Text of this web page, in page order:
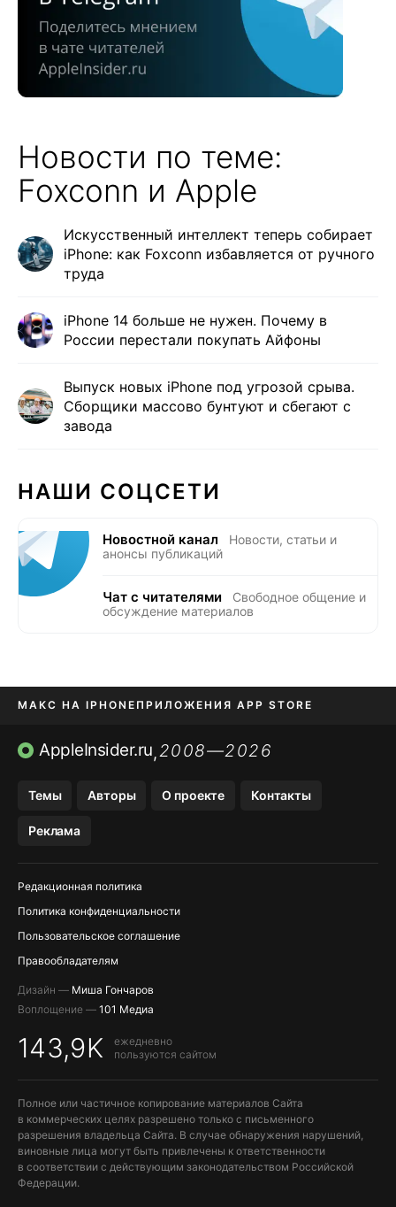
Новости по теме:
Foxconn и Apple
Искусственный интеллект теперь собирает
iPhone: как Foxconn избавляется от ручного
труда
iPhone 14 больше не нужен. Почему в
России перестали покупать Айфоны
Выпуск новых iPhone под угрозой срыва.
Сборщики массово бунтуют и сбегают с
завода
НАШИ СОЦСЕТИ
Новостной канал
Новости, статьи и
анонсы публикаций
Чат с читателями
Свободное общение и
обсуждение материалов
МАКС НА IPHONE ПРИЛОЖЕНИЯ APP STORE
TIKTOK НА IPHONEПРИЛОЖЕНИЯ БЕЗ APP STORE
AppleInsider.ru,2008—2026
Темы Авторы О проекте Контакты
Реклама
Редакционная политика
Политика конфиденциальности
Пользовательское соглашение
Правообладателям
Дизайн — Миша Гончаров
Воплощение — 101 Медиа
143,9K
ежедневно
пользуются сайтом
Полное или частичное копирование материалов Сайта
в коммерческих целях разрешено только с письменного
разрешения владельца Сайта. В случае обнаружения нарушений,
виновные лица могут быть привлечены к ответственности
в соответствии с действующим законодательством Российской
Федерации.